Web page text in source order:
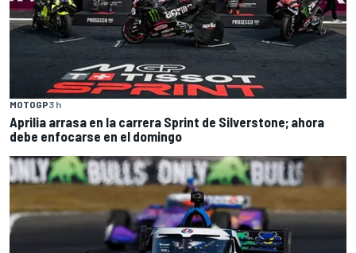
MOTOGP3 h
Aprilia arrasa en la carrera Sprint de Silverstone; ahora
debe enfocarse en el domingo